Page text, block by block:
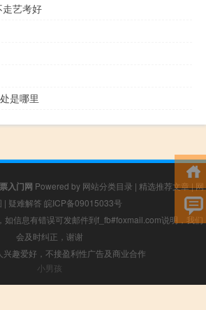
艺考好
是哪里
入门网 Powered by 网站分类目录 | 精选推荐文章|网
| 疑难解答 皖ICP备09015033号
如信息有错误可发邮件到f_fb#foxmail.com说明，我们
会及时纠正，谢谢
兴趣爱好，不接盈利性广告及商业合作
小男孩